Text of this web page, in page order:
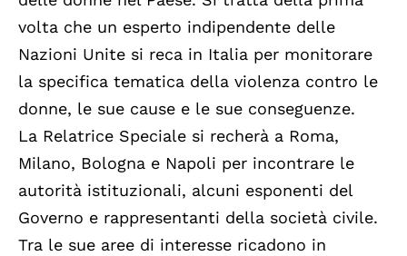
volta che un esperto indipendente delle
Nazioni Unite si reca in Italia per monitorare
la specifica tematica della violenza contro le
donne, le sue cause e le sue conseguenze.
La Relatrice Speciale si recherà a Roma,
Milano, Bologna e Napoli per incontrare le
autorità istituzionali, alcuni esponenti del
Governo e rappresentanti della società civile.
Tra le sue aree di interesse ricadono in